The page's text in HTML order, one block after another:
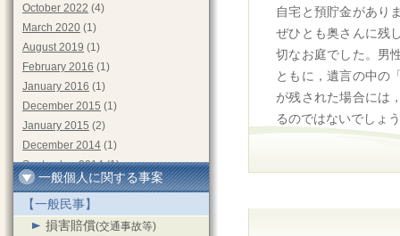
自宅と預貯金があり
ぜひとも奥さんに残
切なお庭でした。男
ともに，遺言の中の
が残された場合には
るのではないでしょ
October 2022 (4)
March 2020 (1)
August 2019 (1)
February 2016 (1)
January 2016 (1)
December 2015 (1)
January 2015 (2)
December 2014 (1)
September 2014(1)
June 2014(2)
May 2014(1)
December 2013(1)
一般個人に関する事案
【一般民事】
損害賠償(交通事故等)